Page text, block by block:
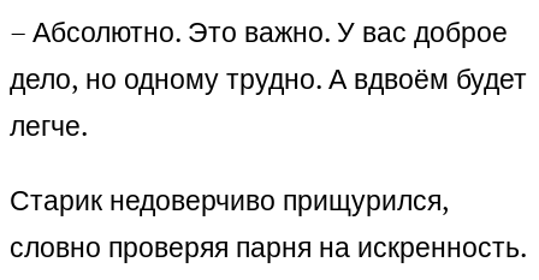
– Абсолютно. Это важно. У вас доброе
дело, но одному трудно. А вдвоём будет
легче.
Старик недоверчиво прищурился,
словно проверяя парня на искренность.